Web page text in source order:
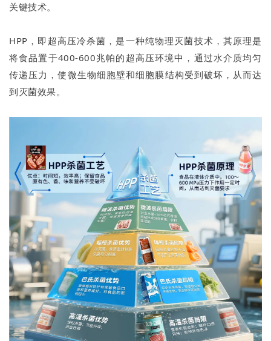
关键技术。
HPP，即超高压冷杀菌，是一种纯物理灭菌技术，其原理是
将食品置于400-600兆帕的超高压环境中，通过水介质均匀
传递压力，使微生物细胞壁和细胞膜结构受到破坏，从而达
到灭菌效果。